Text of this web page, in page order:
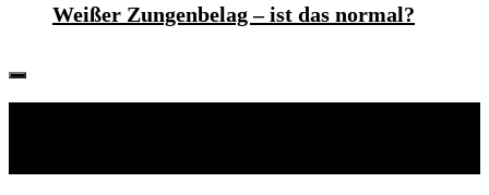
Weißer Zungenbelag – ist das normal?